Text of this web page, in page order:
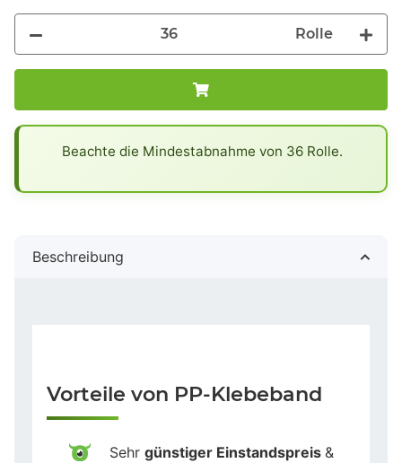
Rolle
Beachte die Mindestabnahme von 36 Rolle.
Beschreibung
Vorteile von PP-Klebeband
Sehr günstiger Einstandspreis &